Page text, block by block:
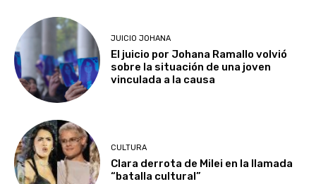
JUICIO JOHANA
El juicio por Johana Ramallo volvió
sobre la situación de una joven
vinculada a la causa
CULTURA
Clara derrota de Milei en la llamada
“batalla cultural”